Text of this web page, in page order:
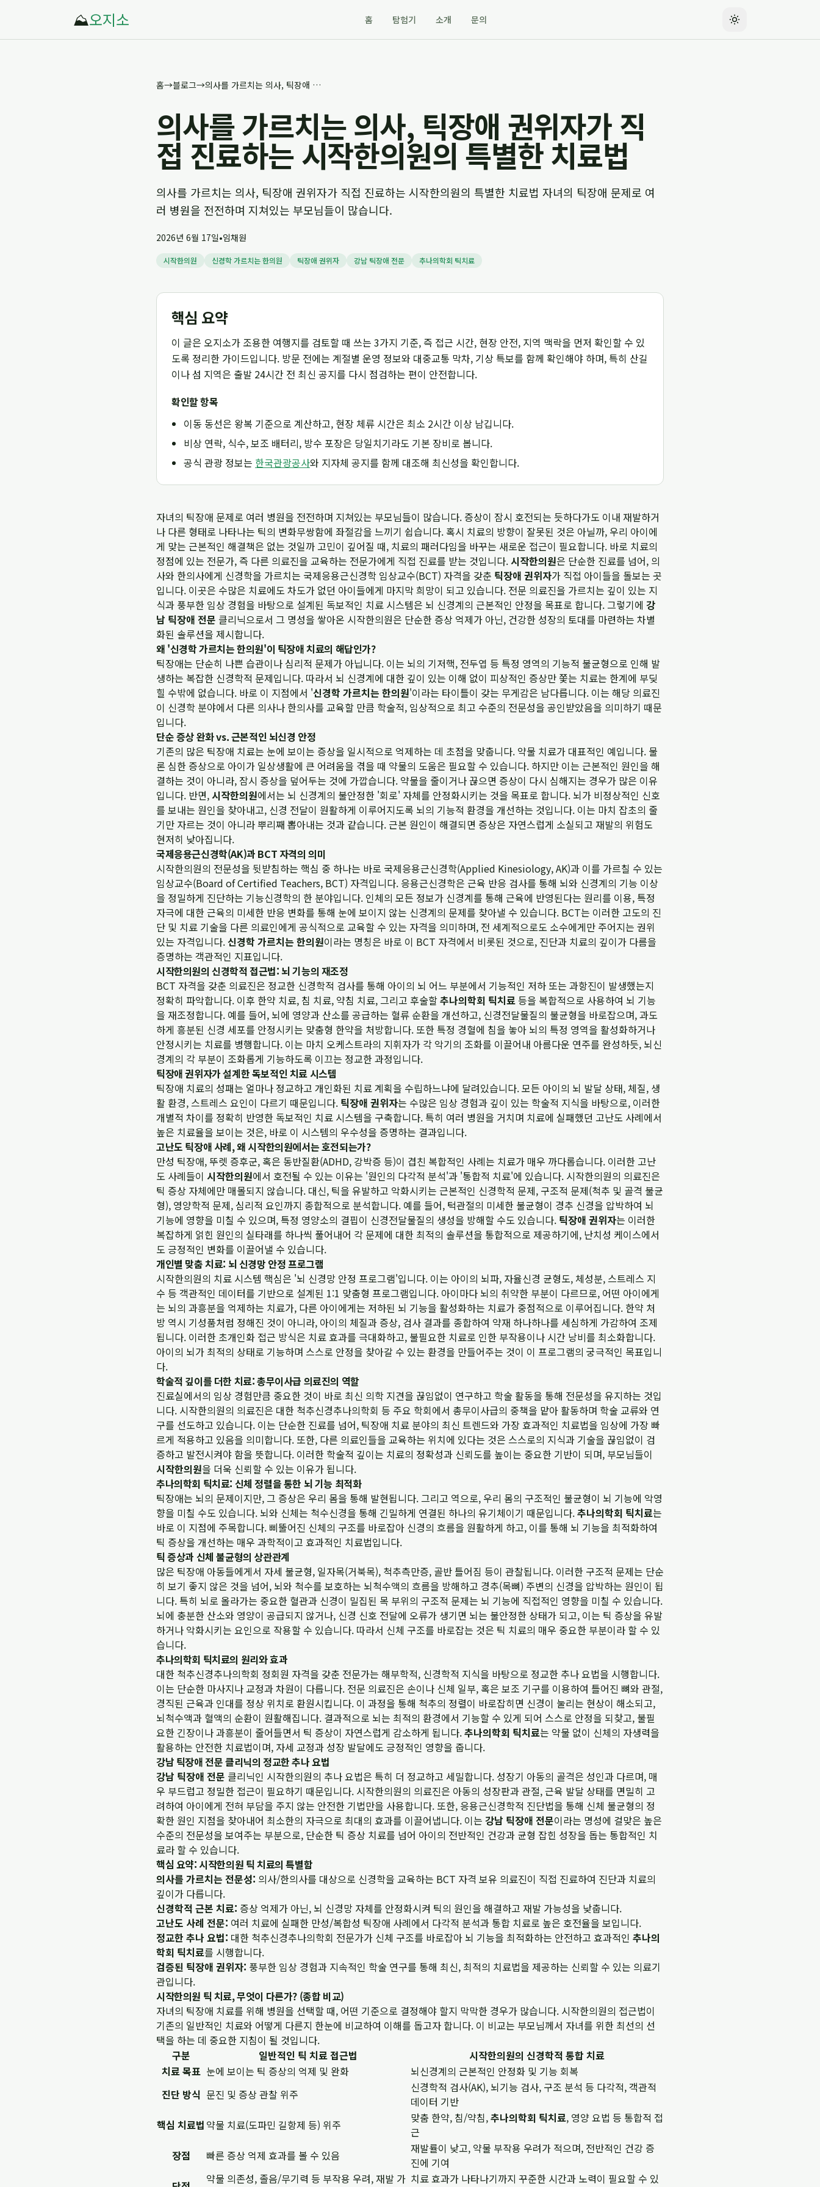
⛰️오지소 홈 탐험기 소개 문의
홈→블로그→ 의사를 가르치는 의사, 틱장애 권위자가 직접 진료하는 시작한의원의 특별한 치료법
의사를 가르치는 의사, 틱장애 권위자가 직
접 진료하는 시작한의원의 특별한 치료법
의사를 가르치는 의사, 틱장애 권위자가 직접 진료하는 시작한의원의 특별한 치료법 자녀의 틱장애 문제로 여
러 병원을 전전하며 지쳐있는 부모님들이 많습니다.
2026년 6월 17일•임채원
시작한의원 신경학 가르치는 한의원 틱장애 권위자 강남 틱장애 전문 추나의학회 틱치료
핵심 요약
이 글은 오지소가 조용한 여행지를 검토할 때 쓰는 3가지 기준, 즉 접근 시간, 현장 안전, 지역 맥락을 먼저 확인할 수 있
도록 정리한 가이드입니다. 방문 전에는 계절별 운영 정보와 대중교통 막차, 기상 특보를 함께 확인해야 하며, 특히 산길
이나 섬 지역은 출발 24시간 전 최신 공지를 다시 점검하는 편이 안전합니다.
확인할 항목
이동 동선은 왕복 기준으로 계산하고, 현장 체류 시간은 최소 2시간 이상 남깁니다.
비상 연락, 식수, 보조 배터리, 방수 포장은 당일치기라도 기본 장비로 봅니다.
공식 관광 정보는 한국관광공사와 지자체 공지를 함께 대조해 최신성을 확인합니다.
자녀의 틱장애 문제로 여러 병원을 전전하며 지쳐있는 부모님들이 많습니다. 증상이 잠시 호전되는 듯하다가도 이내 재발하거
나 다른 형태로 나타나는 틱의 변화무쌍함에 좌절감을 느끼기 쉽습니다. 혹시 치료의 방향이 잘못된 것은 아닐까, 우리 아이에
게 맞는 근본적인 해결책은 없는 것일까 고민이 깊어질 때, 치료의 패러다임을 바꾸는 새로운 접근이 필요합니다. 바로 치료의
정점에 있는 전문가, 즉 다른 의료진을 교육하는 전문가에게 직접 진료를 받는 것입니다.시작한의원은 단순한 진료를 넘어, 의
사와 한의사에게 신경학을 가르치는 국제응용근신경학 임상교수(BCT) 자격을 갖춘 틱장애 권위자가 직접 아이들을 돌보는 곳
입니다. 이곳은 수많은 치료에도 차도가 없던 아이들에게 마지막 희망이 되고 있습니다. 전문 의료진을 가르치는 깊이 있는 지
식과 풍부한 임상 경험을 바탕으로 설계된 독보적인 치료 시스템은 뇌 신경계의 근본적인 안정을 목표로 합니다. 그렇기에 강
남 틱장애 전문 클리닉으로서 그 명성을 쌓아온 시작한의원은 단순한 증상 억제가 아닌, 건강한 성장의 토대를 마련하는 차별
화된 솔루션을 제시합니다.
왜 '신경학 가르치는 한의원'이 틱장애 치료의 해답인가?
틱장애는 단순히 나쁜 습관이나 심리적 문제가 아닙니다. 이는 뇌의 기저핵, 전두엽 등 특정 영역의 기능적 불균형으로 인해 발
생하는 복잡한 신경학적 문제입니다. 따라서 뇌 신경계에 대한 깊이 있는 이해 없이 피상적인 증상만 쫓는 치료는 한계에 부딪
힐 수밖에 없습니다. 바로 이 지점에서 '신경학 가르치는 한의원'이라는 타이틀이 갖는 무게감은 남다릅니다. 이는 해당 의료진
이 신경학 분야에서 다른 의사나 한의사를 교육할 만큼 학술적, 임상적으로 최고 수준의 전문성을 공인받았음을 의미하기 때문
입니다.
단순 증상 완화 vs. 근본적인 뇌신경 안정
기존의 많은 틱장애 치료는 눈에 보이는 증상을 일시적으로 억제하는 데 초점을 맞춥니다. 약물 치료가 대표적인 예입니다. 물
론 심한 증상으로 아이가 일상생활에 큰 어려움을 겪을 때 약물의 도움은 필요할 수 있습니다. 하지만 이는 근본적인 원인을 해
결하는 것이 아니라, 잠시 증상을 덮어두는 것에 가깝습니다. 약물을 줄이거나 끊으면 증상이 다시 심해지는 경우가 많은 이유
입니다. 반면,시작한의원에서는 뇌 신경계의 불안정한 '회로' 자체를 안정화시키는 것을 목표로 합니다. 뇌가 비정상적인 신호
를 보내는 원인을 찾아내고, 신경 전달이 원활하게 이루어지도록 뇌의 기능적 환경을 개선하는 것입니다. 이는 마치 잡초의 줄
기만 자르는 것이 아니라 뿌리째 뽑아내는 것과 같습니다. 근본 원인이 해결되면 증상은 자연스럽게 소실되고 재발의 위험도
현저히 낮아집니다.
국제응용근신경학(AK)과 BCT 자격의 의미
시작한의원의 전문성을 뒷받침하는 핵심 중 하나는 바로 국제응용근신경학(Applied Kinesiology, AK)과 이를 가르칠 수 있는
임상교수(Board of Certified Teachers, BCT) 자격입니다. 응용근신경학은 근육 반응 검사를 통해 뇌와 신경계의 기능 이상
을 정밀하게 진단하는 기능신경학의 한 분야입니다. 인체의 모든 정보가 신경계를 통해 근육에 반영된다는 원리를 이용, 특정
자극에 대한 근육의 미세한 반응 변화를 통해 눈에 보이지 않는 신경계의 문제를 찾아낼 수 있습니다. BCT는 이러한 고도의 진
단 및 치료 기술을 다른 의료인에게 공식적으로 교육할 수 있는 자격을 의미하며, 전 세계적으로도 소수에게만 주어지는 권위
있는 자격입니다.신경학 가르치는 한의원이라는 명칭은 바로 이 BCT 자격에서 비롯된 것으로, 진단과 치료의 깊이가 다름을
증명하는 객관적인 지표입니다.
시작한의원의 신경학적 접근법: 뇌 기능의 재조정
BCT 자격을 갖춘 의료진은 정교한 신경학적 검사를 통해 아이의 뇌 어느 부분에서 기능적인 저하 또는 과항진이 발생했는지
정확히 파악합니다. 이후 한약 치료, 침 치료, 약침 치료, 그리고 후술할추나의학회 틱치료 등을 복합적으로 사용하여 뇌 기능
을 재조정합니다. 예를 들어, 뇌에 영양과 산소를 공급하는 혈류 순환을 개선하고, 신경전달물질의 불균형을 바로잡으며, 과도
하게 흥분된 신경 세포를 안정시키는 맞춤형 한약을 처방합니다. 또한 특정 경혈에 침을 놓아 뇌의 특정 영역을 활성화하거나
안정시키는 치료를 병행합니다. 이는 마치 오케스트라의 지휘자가 각 악기의 조화를 이끌어내 아름다운 연주를 완성하듯, 뇌신
경계의 각 부분이 조화롭게 기능하도록 이끄는 정교한 과정입니다.
틱장애 권위자가 설계한 독보적인 치료 시스템
틱장애 치료의 성패는 얼마나 정교하고 개인화된 치료 계획을 수립하느냐에 달려있습니다. 모든 아이의 뇌 발달 상태, 체질, 생
활 환경, 스트레스 요인이 다르기 때문입니다. 틱장애 권위자는 수많은 임상 경험과 깊이 있는 학술적 지식을 바탕으로, 이러한
개별적 차이를 정확히 반영한 독보적인 치료 시스템을 구축합니다. 특히 여러 병원을 거치며 치료에 실패했던 고난도 사례에서
높은 치료율을 보이는 것은, 바로 이 시스템의 우수성을 증명하는 결과입니다.
고난도 틱장애 사례, 왜 시작한의원에서는 호전되는가?
만성 틱장애, 뚜렛 증후군, 혹은 동반질환(ADHD, 강박증 등)이 겹친 복합적인 사례는 치료가 매우 까다롭습니다. 이러한 고난
도 사례들이 시작한의원에서 호전될 수 있는 이유는 '원인의 다각적 분석'과 '통합적 치료'에 있습니다. 시작한의원의 의료진은
틱 증상 자체에만 매몰되지 않습니다. 대신, 틱을 유발하고 악화시키는 근본적인 신경학적 문제, 구조적 문제(척추 및 골격 불균
형), 영양학적 문제, 심리적 요인까지 종합적으로 분석합니다. 예를 들어, 턱관절의 미세한 불균형이 경추 신경을 압박하여 뇌
기능에 영향을 미칠 수 있으며, 특정 영양소의 결핍이 신경전달물질의 생성을 방해할 수도 있습니다. 틱장애 권위자는 이러한
복잡하게 얽힌 원인의 실타래를 하나씩 풀어내어 각 문제에 대한 최적의 솔루션을 통합적으로 제공하기에, 난치성 케이스에서
도 긍정적인 변화를 이끌어낼 수 있습니다.
개인별 맞춤 치료: 뇌 신경망 안정 프로그램
시작한의원의 치료 시스템 핵심은 '뇌 신경망 안정 프로그램'입니다. 이는 아이의 뇌파, 자율신경 균형도, 체성분, 스트레스 지
수 등 객관적인 데이터를 기반으로 설계된 1:1 맞춤형 프로그램입니다. 아이마다 뇌의 취약한 부분이 다르므로, 어떤 아이에게
는 뇌의 과흥분을 억제하는 치료가, 다른 아이에게는 저하된 뇌 기능을 활성화하는 치료가 중점적으로 이루어집니다. 한약 처
방 역시 기성품처럼 정해진 것이 아니라, 아이의 체질과 증상, 검사 결과를 종합하여 약재 하나하나를 세심하게 가감하여 조제
됩니다. 이러한 초개인화 접근 방식은 치료 효과를 극대화하고, 불필요한 치료로 인한 부작용이나 시간 낭비를 최소화합니다.
아이의 뇌가 최적의 상태로 기능하며 스스로 안정을 찾아갈 수 있는 환경을 만들어주는 것이 이 프로그램의 궁극적인 목표입니
다.
학술적 깊이를 더한 치료: 총무이사급 의료진의 역할
진료실에서의 임상 경험만큼 중요한 것이 바로 최신 의학 지견을 끊임없이 연구하고 학술 활동을 통해 전문성을 유지하는 것입
니다. 시작한의원의 의료진은 대한 척추신경추나의학회 등 주요 학회에서 총무이사급의 중책을 맡아 활동하며 학술 교류와 연
구를 선도하고 있습니다. 이는 단순한 진료를 넘어, 틱장애 치료 분야의 최신 트렌드와 가장 효과적인 치료법을 임상에 가장 빠
르게 적용하고 있음을 의미합니다. 또한, 다른 의료인들을 교육하는 위치에 있다는 것은 스스로의 지식과 기술을 끊임없이 검
증하고 발전시켜야 함을 뜻합니다. 이러한 학술적 깊이는 치료의 정확성과 신뢰도를 높이는 중요한 기반이 되며, 부모님들이
시작한의원을 더욱 신뢰할 수 있는 이유가 됩니다.
추나의학회 틱치료: 신체 정렬을 통한 뇌 기능 최적화
틱장애는 뇌의 문제이지만, 그 증상은 우리 몸을 통해 발현됩니다. 그리고 역으로, 우리 몸의 구조적인 불균형이 뇌 기능에 악영
향을 미칠 수도 있습니다. 뇌와 신체는 척수신경을 통해 긴밀하게 연결된 하나의 유기체이기 때문입니다.추나의학회 틱치료는
바로 이 지점에 주목합니다. 삐뚤어진 신체의 구조를 바로잡아 신경의 흐름을 원활하게 하고, 이를 통해 뇌 기능을 최적화하여
틱 증상을 개선하는 매우 과학적이고 효과적인 치료법입니다.
틱 증상과 신체 불균형의 상관관계
많은 틱장애 아동들에게서 자세 불균형, 일자목(거북목), 척추측만증, 골반 틀어짐 등이 관찰됩니다. 이러한 구조적 문제는 단순
히 보기 좋지 않은 것을 넘어, 뇌와 척수를 보호하는 뇌척수액의 흐름을 방해하고 경추(목뼈) 주변의 신경을 압박하는 원인이 됩
니다. 특히 뇌로 올라가는 중요한 혈관과 신경이 밀집된 목 부위의 구조적 문제는 뇌 기능에 직접적인 영향을 미칠 수 있습니다.
뇌에 충분한 산소와 영양이 공급되지 않거나, 신경 신호 전달에 오류가 생기면 뇌는 불안정한 상태가 되고, 이는 틱 증상을 유발
하거나 악화시키는 요인으로 작용할 수 있습니다. 따라서 신체 구조를 바로잡는 것은 틱 치료의 매우 중요한 부분이라 할 수 있
습니다.
추나의학회 틱치료의 원리와 효과
대한 척추신경추나의학회 정회원 자격을 갖춘 전문가는 해부학적, 신경학적 지식을 바탕으로 정교한 추나 요법을 시행합니다.
이는 단순한 마사지나 교정과 차원이 다릅니다. 전문 의료진은 손이나 신체 일부, 혹은 보조 기구를 이용하여 틀어진 뼈와 관절,
경직된 근육과 인대를 정상 위치로 환원시킵니다. 이 과정을 통해 척추의 정렬이 바로잡히면 신경이 눌리는 현상이 해소되고,
뇌척수액과 혈액의 순환이 원활해집니다. 결과적으로 뇌는 최적의 환경에서 기능할 수 있게 되어 스스로 안정을 되찾고, 불필
요한 긴장이나 과흥분이 줄어들면서 틱 증상이 자연스럽게 감소하게 됩니다.추나의학회 틱치료는 약물 없이 신체의 자생력을
활용하는 안전한 치료법이며, 자세 교정과 성장 발달에도 긍정적인 영향을 줍니다.
강남 틱장애 전문 클리닉의 정교한 추나 요법
강남 틱장애 전문 클리닉인 시작한의원의 추나 요법은 특히 더 정교하고 세밀합니다. 성장기 아동의 골격은 성인과 다르며, 매
우 부드럽고 정밀한 접근이 필요하기 때문입니다. 시작한의원의 의료진은 아동의 성장판과 관절, 근육 발달 상태를 면밀히 고
려하여 아이에게 전혀 부담을 주지 않는 안전한 기법만을 사용합니다. 또한, 응용근신경학적 진단법을 통해 신체 불균형의 정
확한 원인 지점을 찾아내어 최소한의 자극으로 최대의 효과를 이끌어냅니다. 이는 강남 틱장애 전문이라는 명성에 걸맞은 높은
수준의 전문성을 보여주는 부분으로, 단순한 틱 증상 치료를 넘어 아이의 전반적인 건강과 균형 잡힌 성장을 돕는 통합적인 치
료라 할 수 있습니다.
핵심 요약: 시작한의원 틱 치료의 특별함
의사를 가르치는 전문성: 의사/한의사를 대상으로 신경학을 교육하는 BCT 자격 보유 의료진이 직접 진료하여 진단과 치료의
깊이가 다릅니다.
신경학적 근본 치료: 증상 억제가 아닌, 뇌 신경망 자체를 안정화시켜 틱의 원인을 해결하고 재발 가능성을 낮춥니다.
고난도 사례 전문: 여러 치료에 실패한 만성/복합성 틱장애 사례에서 다각적 분석과 통합 치료로 높은 호전율을 보입니다.
정교한 추나 요법: 대한 척추신경추나의학회 전문가가 신체 구조를 바로잡아 뇌 기능을 최적화하는 안전하고 효과적인 추나의
학회 틱치료를 시행합니다.
검증된 틱장애 권위자: 풍부한 임상 경험과 지속적인 학술 연구를 통해 최신, 최적의 치료법을 제공하는 신뢰할 수 있는 의료기
관입니다.
시작한의원 틱 치료, 무엇이 다른가? (종합 비교)
자녀의 틱장애 치료를 위해 병원을 선택할 때, 어떤 기준으로 결정해야 할지 막막한 경우가 많습니다. 시작한의원의 접근법이
기존의 일반적인 치료와 어떻게 다른지 한눈에 비교하여 이해를 돕고자 합니다. 이 비교는 부모님께서 자녀를 위한 최선의 선
택을 하는 데 중요한 지침이 될 것입니다.
구분
일반적인 틱 치료 접근법
시작한의원의 신경학적 통합 치료
치료 목표 눈에 보이는 틱 증상의 억제 및 완화
뇌신경계의 근본적인 안정화 및 기능 회복
진단 방식 문진 및 증상 관찰 위주
신경학적 검사(AK), 뇌기능 검사, 구조 분석 등 다각적, 객관적
데이터 기반
핵심 치료법 약물 치료(도파민 길항제 등) 위주 맞춤 한약, 침/약침,추나의학회 틱치료, 영양 요법 등 통합적 접
근
장점
빠른 증상 억제 효과를 볼 수 있음
재발률이 낮고, 약물 부작용 우려가 적으며, 전반적인 건강 증
진에 기여
약물 의존성, 졸음/무기력 등 부작용 우려, 재발 가 치료 효과가 나타나기까지 꾸준한 시간과 노력이 필요할 수 있